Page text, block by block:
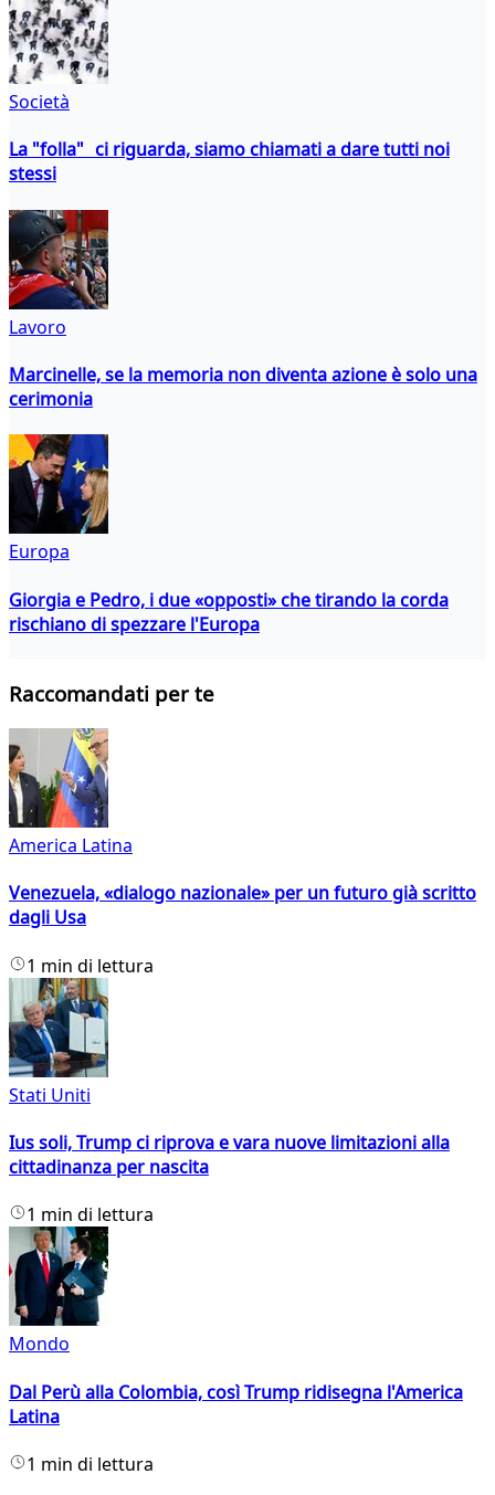
Società
La "folla" ci riguarda, siamo chiamati a dare tutti noi
stessi
Lavoro
Marcinelle, se la memoria non diventa azione è solo una
cerimonia
Europa
Giorgia e Pedro, i due «opposti» che tirando la corda
rischiano di spezzare l'Europa
Raccomandati per te
America Latina
Venezuela, «dialogo nazionale» per un futuro già scritto
dagli Usa
1 min di lettura
Stati Uniti
Ius soli, Trump ci riprova e vara nuove limitazioni alla
cittadinanza per nascita
1 min di lettura
Mondo
Dal Perù alla Colombia, così Trump ridisegna l'America
Latina
1 min di lettura